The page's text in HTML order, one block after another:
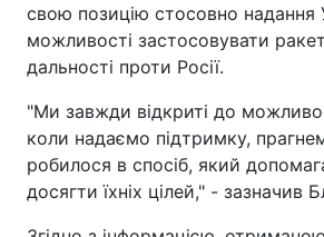
свою позицію стосовно надання
можливості застосовувати
дальності проти Росії.
"Ми завжди відкриті до
коли надаємо підтримку,
робилося в спосіб, який
досягти їхніх цілей," - зазначив